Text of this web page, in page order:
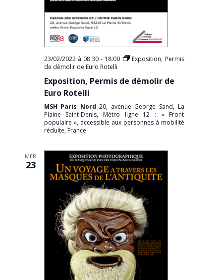
23/02/2022 à 08:30- 18:00
Exposition, Permis
de démolir de Euro Rotelli
Exposition, Permis de démolir de
Euro Rotelli
MSH Paris Nord20, avenue George Sand, La
Plaine Saint-Denis, Métro ligne 12 : « Front
populaire », accessible aux personnes à mobilité
réduite, France
MER
23